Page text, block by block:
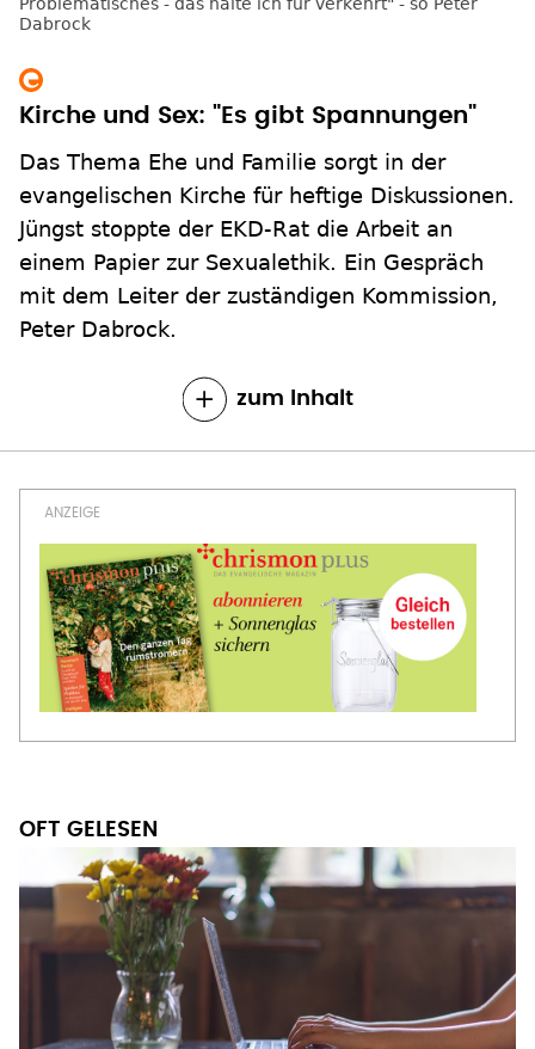
Kirche und Sex: "Es gibt Spannungen"
Das Thema Ehe und Familie sorgt in der
evangelischen Kirche für heftige Diskussionen.
Jüngst stoppte der EKD-Rat die Arbeit an
einem Papier zur Sexualethik. Ein Gespräch
mit dem Leiter der zuständigen Kommission,
Peter Dabrock.
zum Inhalt
OFT GELESEN